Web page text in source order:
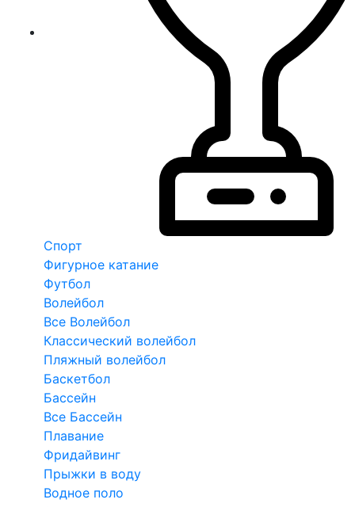
Спорт
Фигурное катание
Футбол
Волейбол
Все Волейбол
Классический волейбол
Пляжный волейбол
Баскетбол
Бассейн
Все Бассейн
Плавание
Фридайвинг
Прыжки в воду
Водное поло